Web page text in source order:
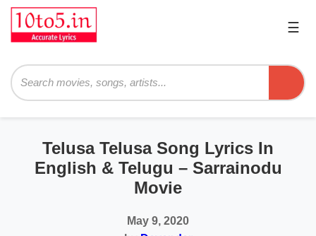
☰
Telusa Telusa Song Lyrics In
English & Telugu – Sarrainodu
Movie
May 9, 2020